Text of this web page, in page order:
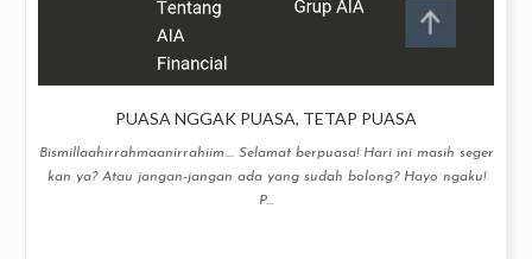
PUASA NGGAK PUASA, TETAP PUASA
Bismillaahirrahmaanirrahiim.... Selamat berpuasa! Hari ini masih seger
kan ya? Atau jangan-jangan ada yang sudah bolong? Hayo ngaku!
P...